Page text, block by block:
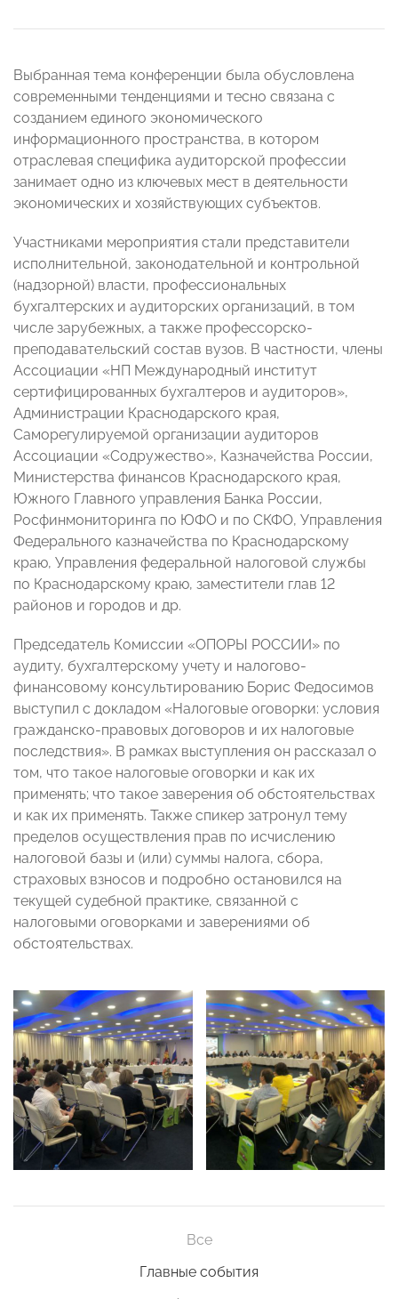
Выбранная тема конференции была обусловлена
современными тенденциями и тесно связана с
созданием единого экономического
информационного пространства, в котором
отраслевая специфика аудиторской профессии
занимает одно из ключевых мест в деятельности
экономических и хозяйствующих субъектов.
Участниками мероприятия стали представители
исполнительной, законодательной и контрольной
(надзорной) власти, профессиональных
бухгалтерских и аудиторских организаций, в том
числе зарубежных, а также профессорско-
преподавательский состав вузов. В частности, члены
Ассоциации «НП Международный институт
сертифицированных бухгалтеров и аудиторов»,
Администрации Краснодарского края,
Саморегулируемой организации аудиторов
Ассоциации «Содружество», Казначейства России,
Министерства финансов Краснодарского края,
Южного Главного управления Банка России,
Росфинмониторинга по ЮФО и по СКФО, Управления
Федерального казначейства по Краснодарскому
краю, Управления федеральной налоговой службы
по Краснодарскому краю, заместители глав 12
районов и городов и др.
Председатель Комиссии «ОПОРЫ РОССИИ» по
аудиту, бухгалтерскому учету и налогово-
финансовому консультированию Борис Федосимов
выступил с докладом «Налоговые оговорки: условия
гражданско-правовых договоров и их налоговые
последствия». В рамках выступления он рассказал о
том, что такое налоговые оговорки и как их
применять; что такое заверения об обстоятельствах
и как их применять. Также спикер затронул тему
пределов осуществления прав по исчислению
налоговой базы и (или) суммы налога, сбора,
страховых взносов и подробно остановился на
текущей судебной практике, связанной с
налоговыми оговорками и заверениями об
обстоятельствах.
Все
Главные события